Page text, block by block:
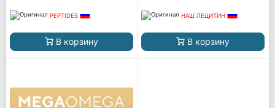
PEPTIDES
В корзину
НАШ ЛЕЦИТИН
В корзину